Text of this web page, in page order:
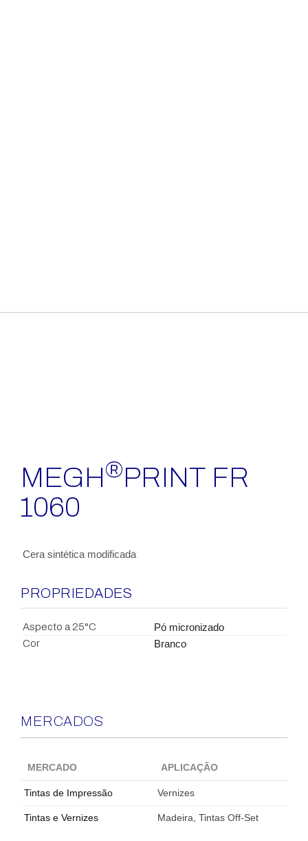
MEGH®PRINT FR
1060
Cera sintética modificada
PROPRIEDADES
Aspecto a 25°C Pó micronizado
Cor Branco
MERCADOS
MERCADO APLICAÇÃO
Tintas de Impressão Vernizes
Tintas e Vernizes Madeira, Tintas Off-Set